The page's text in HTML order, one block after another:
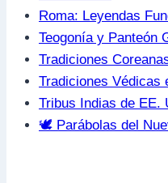
Roma: Leyendas
Teogonía y Panteón
Tradiciones
Tradiciones
Tribus Indias de EE.
🕊️ Parábolas del